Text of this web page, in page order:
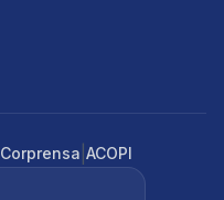
Corprensa ACOPI